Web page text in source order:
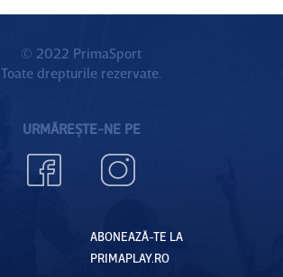
© 2022 PrimaSport
Toate drepturile rezervate.
URMĂREȘTE-NE PE
ABONEAZĂ-TE LA
PRIMAPLAY.RO